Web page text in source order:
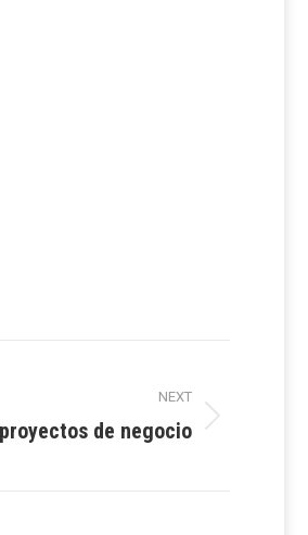
NEXT
de negocio